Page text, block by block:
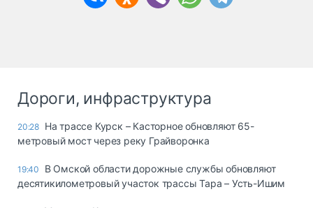
Дороги, инфраструктура
20:28 На трассе Курск – Касторное обновляют 65-
метровый мост через реку Грайворонка
19:40
В Омской области дорожные службы обновляют
десятикилометровый участок трассы Тара – Усть-Ишим